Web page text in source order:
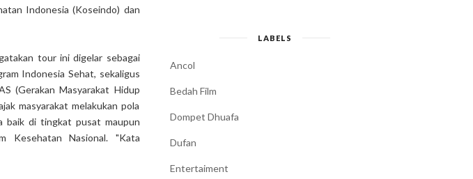
Indonesia (Koseindo) dan
tour ini digelar sebagai
Indonesia Sehat, sekaligus
(Gerakan Masyarakat Hidup
masyarakat melakukan pola
baik di tingkat pusat maupun
Kesehatan Nasional. "Kata
LABELS
Ancol
Bedah Film
Dompet Dhuafa
Dufan
Entertaiment